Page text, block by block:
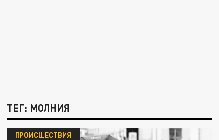
ТЕГ: МОЛНИЯ
ПРОИСШЕСТВИЯ